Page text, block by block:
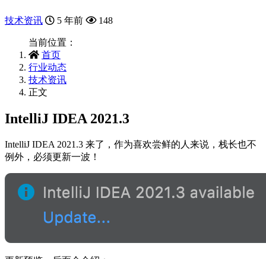
技术资讯 5 年前 148
当前位置：
首页
行业动态
技术资讯
正文
IntelliJ IDEA 2021.3
IntelliJ IDEA 2021.3 来了，作为喜欢尝鲜的人来说，栈长也不
例外，必须更新一波！